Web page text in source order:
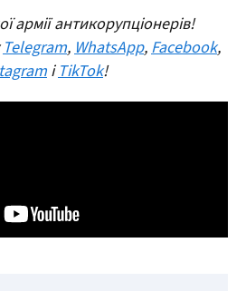
армії антикорупціонерів!
Telegram,WhatsApp,Facebook,
іTikTok!